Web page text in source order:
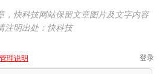
，快科技网站保留文章图片及文字内容
注明出处：快科技
理说明 登录